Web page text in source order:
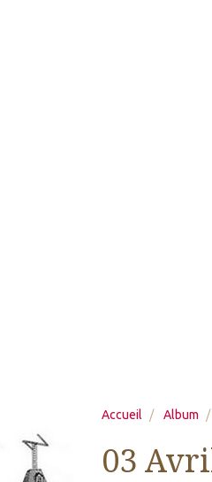
Accueil Album
03